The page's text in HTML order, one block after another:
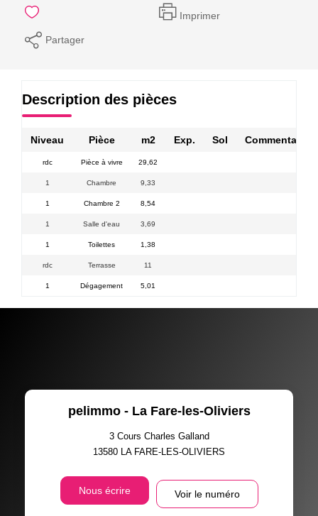
Imprimer
Partager
Description des pièces
Niveau Pièce m2 Exp. Sol Commentaires
rdc Pièce à vivre 29,62
1 Chambre 9,33
1 Chambre 2 8,54
1 Salle d'eau 3,69
1 Toilettes 1,38
rdc Terrasse 11
1 Dégagement 5,01
pelimmo - La Fare-les-Oliviers
3 Cours Charles Galland
13580 LA FARE-LES-OLIVIERS
Nous écrire Voir le numéro